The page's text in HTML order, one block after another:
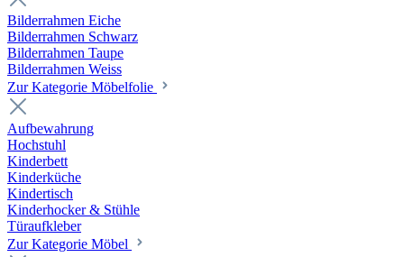
Bilderrahmen Eiche
Bilderrahmen Schwarz
Bilderrahmen Taupe
Bilderrahmen Weiss
Zur Kategorie Möbelfolie
Aufbewahrung
Hochstuhl
Kinderbett
Kinderküche
Kindertisch
Kinderhocker & Stühle
Türaufkleber
Zur Kategorie Möbel